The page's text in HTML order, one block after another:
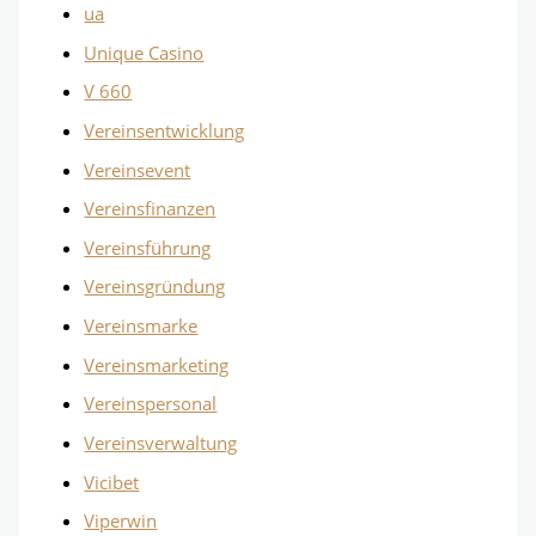
ua
Unique Casino
V 660
Vereinsentwicklung
Vereinsevent
Vereinsfinanzen
Vereinsführung
Vereinsgründung
Vereinsmarke
Vereinsmarketing
Vereinspersonal
Vereinsverwaltung
Vicibet
Viperwin